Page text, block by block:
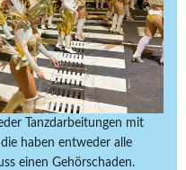
Tanzdarbeitungen mit
haben entweder alle
einen Gehörschaden.